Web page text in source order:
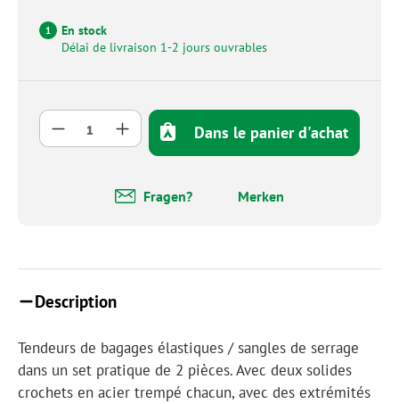
1
En stock
Délai de livraison 1-2 jours ouvrables
Quantité de produit : Entrez la quantité
Dans le panier d'achat
Fragen? Merken
Description
Tendeurs de bagages élastiques / sangles de serrage
dans un set pratique de 2 pièces. Avec deux solides
crochets en acier trempé chacun, avec des extrémités